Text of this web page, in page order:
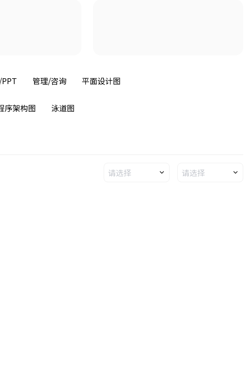
管理/咨询 平面设计图
序架构图 泳道图
请选择 请选择